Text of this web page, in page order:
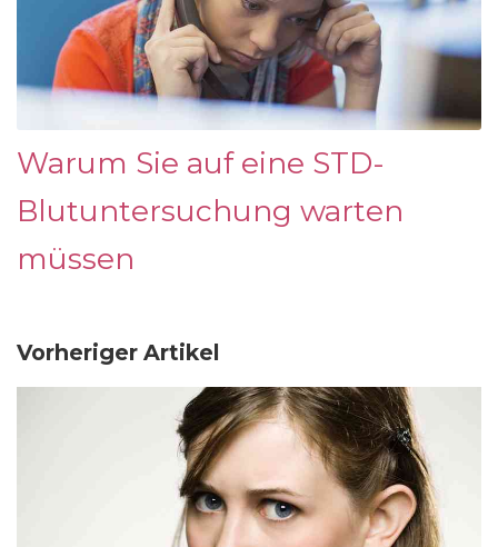
Warum Sie auf eine STD-
Blutuntersuchung warten
müssen
Vorheriger Artikel